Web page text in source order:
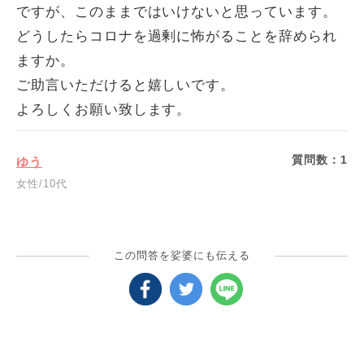
ですが、このままではいけないと思っています。
どうしたらコロナを過剰に怖がることを辞められ
ますか。
ご助言いただけると嬉しいです。
よろしくお願い致します。
ゆう
女性/10代
質問数： 1
この問答を娑婆にも伝える